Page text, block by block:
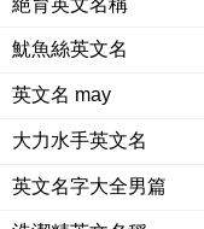
魷魚絲英文名
英文名 may
大力水手英文名
英文名字大全男篇